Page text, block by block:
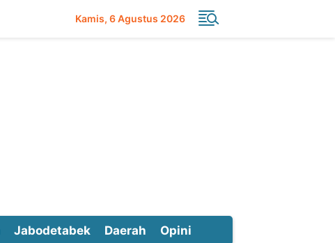
Kamis 6 Agustus 2026
Jabodetabek Daerah Opini